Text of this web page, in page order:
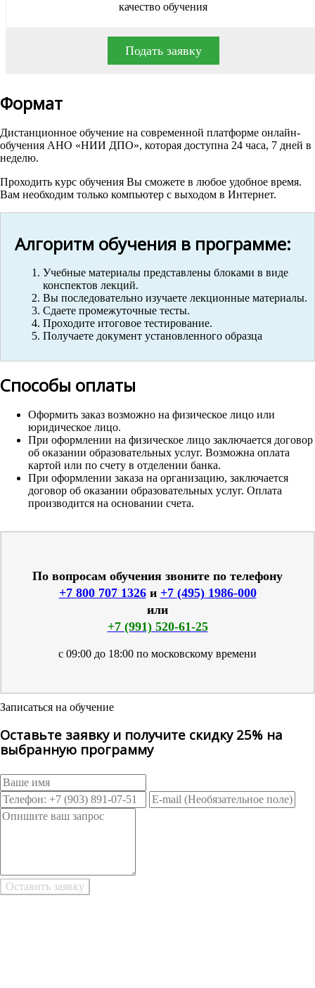
качество обучения
Подать заявку
Формат
Дистанционное обучение на современной платформе онлайн-
обучения АНО «НИИ ДПО», которая доступна 24 часа, 7 дней в
неделю.
Проходить курс обучения Вы сможете в любое удобное время.
Вам необходим только компьютер с выходом в Интернет.
Алгоритм обучения в программе:
Учебные материалы представлены блоками в виде
конспектов лекций.
Вы последовательно изучаете лекционные материалы.
Сдаете промежуточные тесты.
Проходите итоговое тестирование.
Получаете документ установленного образца
Способы оплаты
Оформить заказ возможно на физическое лицо или
юридическое лицо.
При оформлении на физическое лицо заключается договор
об оказании образовательных услуг. Возможна оплата
картой или по счету в отделении банка.
При оформлении заказа на организацию, заключается
договор об оказании образовательных услуг. Оплата
производится на основании счета.
По вопросам обучения звоните по телефону
+7 800 707 1326и +7 (495) 1986-000
или
+7 (991) 520-61-25
с 09:00 до 18:00 по московскому времени
Записаться на обучение
Оставьте заявку и получите скидку 25% на
выбранную программу